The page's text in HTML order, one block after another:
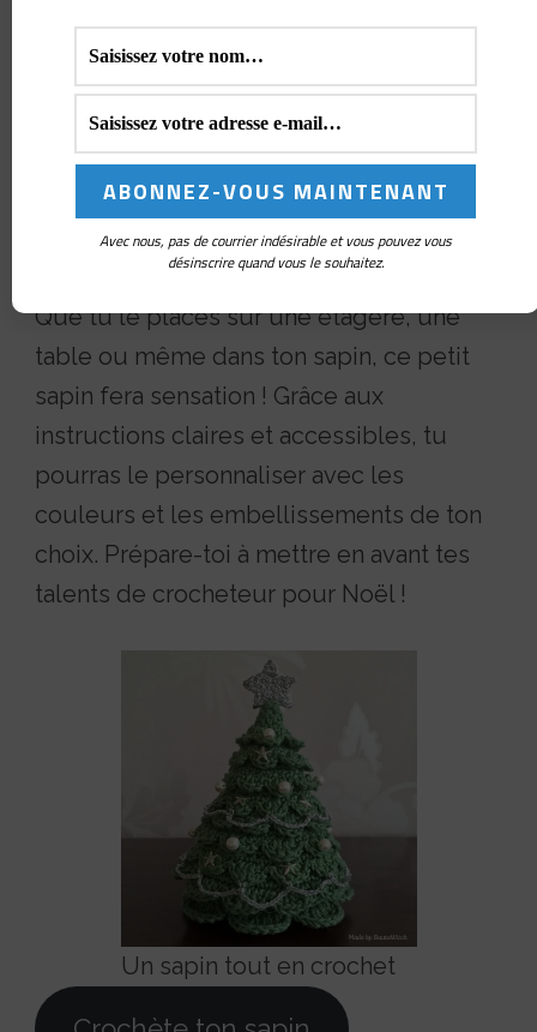
adorable modèle de petit sapin à
crocheter, initialement conçu par
BautaWitch. Ce projet est parfait pour
créer un sapin unique, entièrement
réalisé au crochet, qui apportera une
touche artisanale à ta décoration de Noël.
Que tu le places sur une étagère, une
table ou même dans ton sapin, ce petit
sapin fera sensation ! Grâce aux
instructions claires et accessibles, tu
pourras le personnaliser avec les
couleurs et les embellissements de ton
choix. Prépare-toi à mettre en avant tes
talents de crocheteur pour Noël !
Un sapin tout en crochet
Avec nous, pas de courrier indésirable et vous pouvez vous
désinscrire quand vous le souhaitez.